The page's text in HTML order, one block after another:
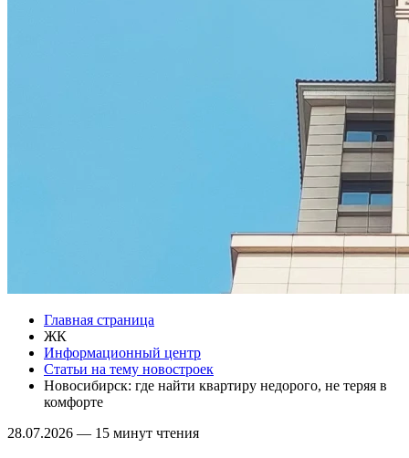
Главная страница
ЖК
Информационный центр
Статьи на тему новостроек
Новосибирск: где найти квартиру недорого, не теряя в
комфорте
28.07.2026 — 15 минут чтения